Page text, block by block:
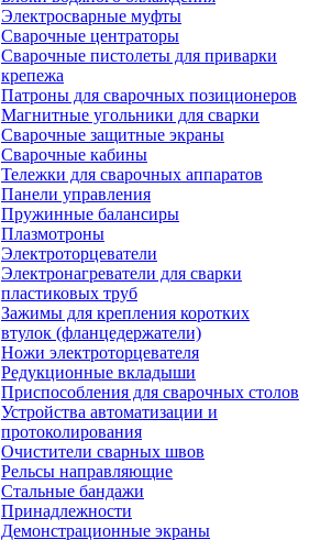
Электросварные муфты
Сварочные центраторы
Сварочные пистолеты для приварки
крепежа
Патроны для сварочных позиционеров
Магнитные угольники для сварки
Сварочные защитные экраны
Сварочные кабины
Тележки для сварочных аппаратов
Панели управления
Пружинные балансиры
Плазмотроны
Электроторцеватели
Электронагреватели для сварки
пластиковых труб
Зажимы для крепления коротких
втулок (фланцедержатели)
Ножи электроторцевателя
Редукционные вкладыши
Приспособления для сварочных столов
Устройства автоматизации и
протоколирования
Очистители сварных швов
Рельсы направляющие
Стальные бандажи
Принадлежности
Демонстрационные экраны